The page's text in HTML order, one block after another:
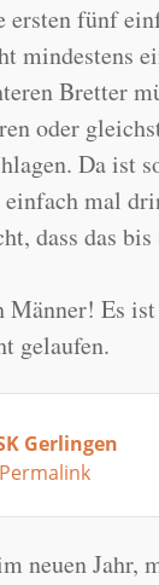
ersten fünf
mindestens
Bretter
oder
Da ist
einfach mal
dass das bis
Männer! Es
gelaufen.
Gerlingen
Permalink
neuen Jahr,